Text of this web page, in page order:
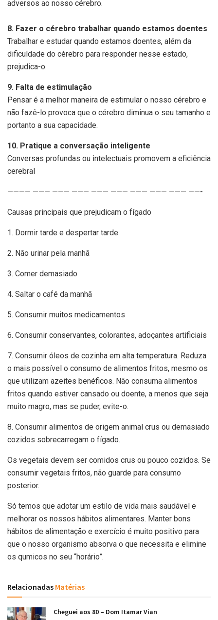
adversos ao nosso cérebro.
8. Fazer o cérebro trabalhar quando estamos doentes
Trabalhar e estudar quando estamos doentes, além da
dificuldade do cérebro para responder nesse estado,
prejudica-o.
9. Falta de estimulação
Pensar é a melhor maneira de estimular o nosso cérebro e
não fazê-lo provoca que o cérebro diminua o seu tamanho e
portanto a sua capacidade.
10. Pratique a conversação inteligente
Conversas profundas ou intelectuais promovem a eficiência
cerebral
———— ——— ——— ——— ——— ——— ——— ——— ——— ——-
Causas principais que prejudicam o fígado
1. Dormir tarde e despertar tarde
2. Não urinar pela manhã
3. Comer demasiado
4. Saltar o café da manhã
5. Consumir muitos medicamentos
6. Consumir conservantes, colorantes, adoçantes artificiais
7. Consumir óleos de cozinha em alta temperatura. Reduza
o mais possível o consumo de alimentos fritos, mesmo os
que utilizam azeites benéficos. Não consuma alimentos
fritos quando estiver cansado ou doente, a menos que seja
muito magro, mas se puder, evite-o.
8. Consumir alimentos de origem animal crus ou demasiado
cozidos sobrecarregam o fígado.
Os vegetais devem ser comidos crus ou pouco cozidos. Se
consumir vegetais fritos, não guarde para consumo
posterior.
Só temos que adotar um estilo de vida mais saudável e
melhorar os nossos hábitos alimentares. Manter bons
hábitos de alimentação e exercício é muito positivo para
que o nosso organismo absorva o que necessita e elimine
os qumicos no seu “horário”.
Relacionadas Matérias
Cheguei aos 80 – Dom Itamar Vian